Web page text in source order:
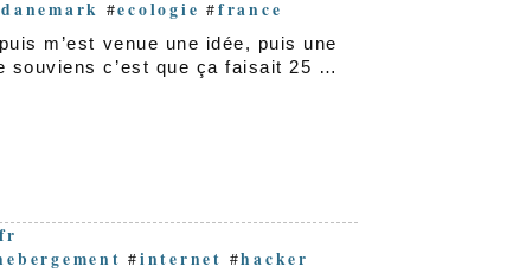
danemark #ecologie #france
m’est venue une idée, puis une
c’est que ça faisait 25 …
fr
#internet #hacker